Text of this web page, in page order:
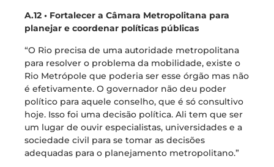
A.12 • Fortalecer a Câmara Metropolitana para
planejar e coordenar políticas públicas
“O Rio precisa de uma autoridade metropolitana
para resolver o problema da mobilidade, existe o
Rio Metrópole que poderia ser esse órgão mas não
é efetivamente. O governador não deu poder
político para aquele conselho, que é só consultivo
hoje. Isso foi uma decisão política. Ali tem que ser
um lugar de ouvir especialistas, universidades e a
sociedade civil para se tomar as decisões
adequadas para o planejamento metropolitano.”